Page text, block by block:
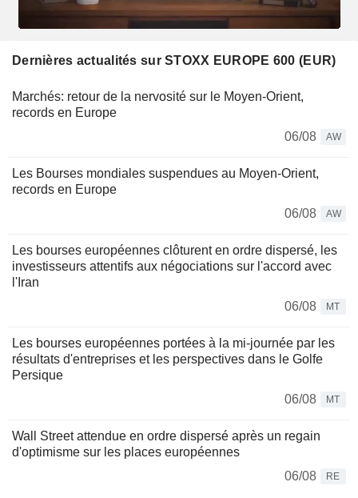
Dernières actualités sur STOXX EUROPE 600 (EUR)
Marchés: retour de la nervosité sur le Moyen-Orient,
records en Europe
06/08
AW
Les Bourses mondiales suspendues au Moyen-Orient,
records en Europe
06/08
AW
Les bourses européennes clôturent en ordre dispersé, les
investisseurs attentifs aux négociations sur l'accord avec
l'Iran
06/08
MT
Les bourses européennes portées à la mi-journée par les
résultats d'entreprises et les perspectives dans le Golfe
Persique
06/08
MT
Wall Street attendue en ordre dispersé après un regain
d'optimisme sur les places européennes
06/08
RE